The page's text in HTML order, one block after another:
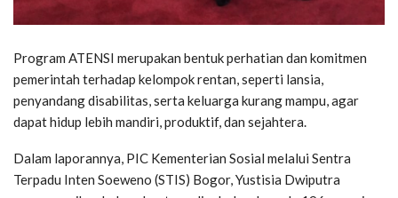
Program ATENSI merupakan bentuk perhatian dan komitmen
pemerintah terhadap kelompok rentan, seperti lansia,
penyandang disabilitas, serta keluarga kurang mampu, agar
dapat hidup lebih mandiri, produktif, dan sejahtera.
Dalam laporannya, PIC Kementerian Sosial melalui Sentra
Terpadu Inten Soeweno (STIS) Bogor, Yustisia Dwiputra